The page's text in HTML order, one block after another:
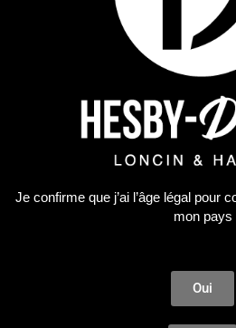
Je confirme que j’ai l’âge légal pour
mon pays
Oui